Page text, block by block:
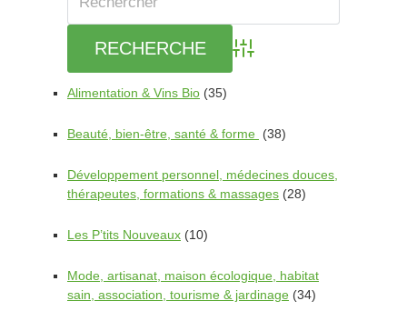
Advanced Search
Alimentation & Vins Bio (35)
Beauté, bien-être, santé & forme (38)
Développement personnel, médecines douces,
thérapeutes, formations & massages (28)
Les P’tits Nouveaux (10)
Mode, artisanat, maison écologique, habitat
sain, association, tourisme & jardinage (34)